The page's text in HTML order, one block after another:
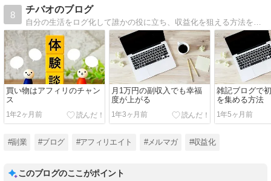
8
チバオのブログ
買い物はアフィリのチャン
ス
1年2ヶ月前
月1万円の副収入でも幸福
度が上がる
1年3ヶ月前
雑記ブログで
を集める方法
1年5ヶ月前
#副業 #ブログ #アフィリエイト #メルマガ #収益化
このブログのここがポイント